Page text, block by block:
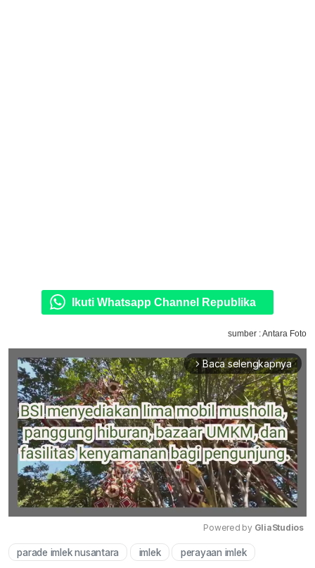
Ikuti Whatsapp Channel Republika
sumber : Antara Foto
arrow_forward_ios Baca selengkapnya
Powered by GliaStudios
parade imlek nusantara imlek perayaan imlek